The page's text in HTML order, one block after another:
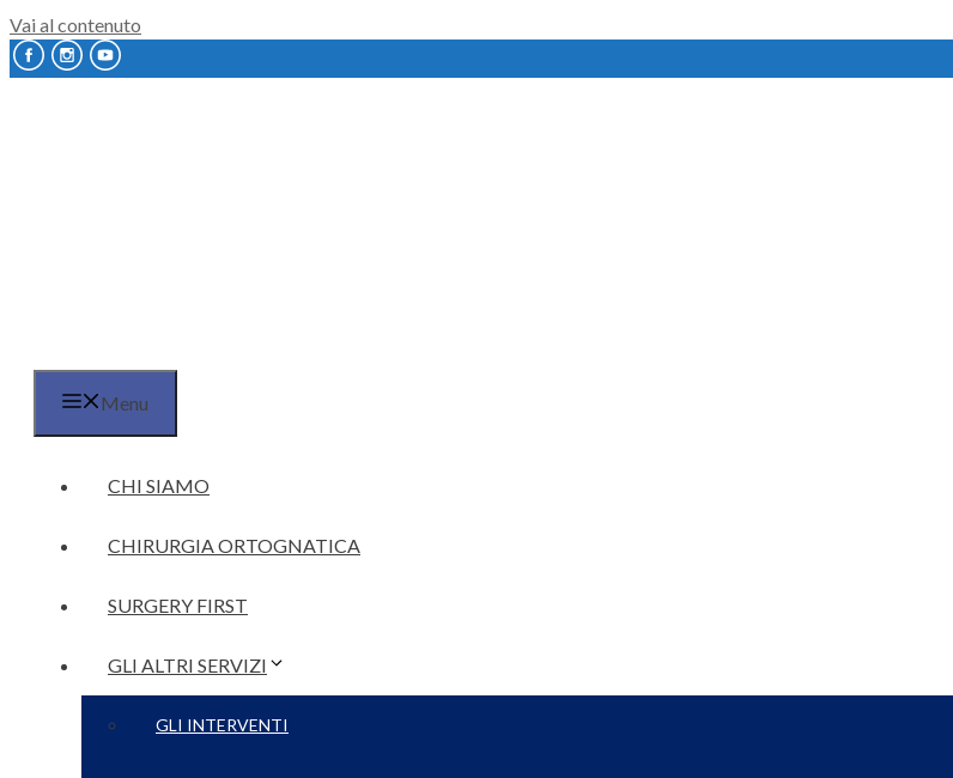
Vai al contenuto
Menu
CHI SIAMO
CHIRURGIA ORTOGNATICA
SURGERY FIRST
GLI ALTRI SERVIZI
GLI INTERVENTI